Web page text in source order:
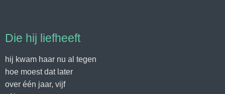
Die hij liefheeft
hij kwam haar nu al tegen
hoe moest dat later
over één jaar, vijf